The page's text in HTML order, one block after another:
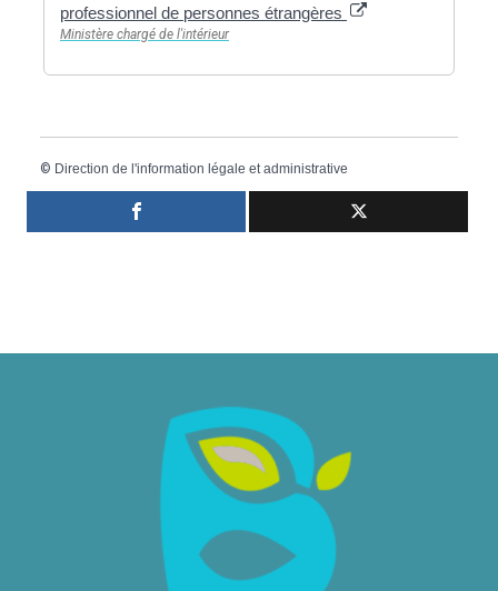
professionnel de personnes étrangères
Ministère chargé de l'intérieur
© Direction de l'information légale et administrative